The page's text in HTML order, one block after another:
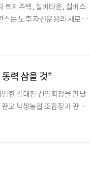
복지주택, 실버타운, 실버스
스는 노후 자산운용의 새로운
력 삼을 것”
한 김대진 신임회장을 만났
교 낙생농협 조합장과 판교